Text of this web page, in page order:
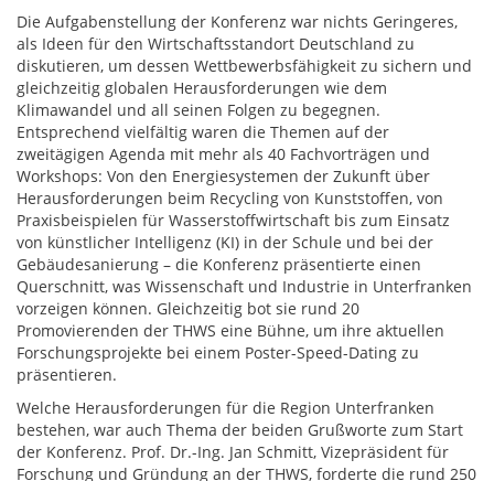
Die Aufgabenstellung der Konferenz war nichts Geringeres,
als Ideen für den Wirtschaftsstandort Deutschland zu
diskutieren, um dessen Wettbewerbsfähigkeit zu sichern und
gleichzeitig globalen Herausforderungen wie dem
Klimawandel und all seinen Folgen zu begegnen.
Entsprechend vielfältig waren die Themen auf der
zweitägigen Agenda mit mehr als 40 Fachvorträgen und
Workshops: Von den Energiesystemen der Zukunft über
Herausforderungen beim Recycling von Kunststoffen, von
Praxisbeispielen für Wasserstoffwirtschaft bis zum Einsatz
von künstlicher Intelligenz (KI) in der Schule und bei der
Gebäudesanierung – die Konferenz präsentierte einen
Querschnitt, was Wissenschaft und Industrie in Unterfranken
vorzeigen können. Gleichzeitig bot sie rund 20
Promovierenden der THWS eine Bühne, um ihre aktuellen
Forschungsprojekte bei einem Poster-Speed-Dating zu
präsentieren.
Welche Herausforderungen für die Region Unterfranken
bestehen, war auch Thema der beiden Grußworte zum Start
der Konferenz. Prof. Dr.-Ing. Jan Schmitt, Vizepräsident für
Forschung und Gründung an der THWS, forderte die rund 250